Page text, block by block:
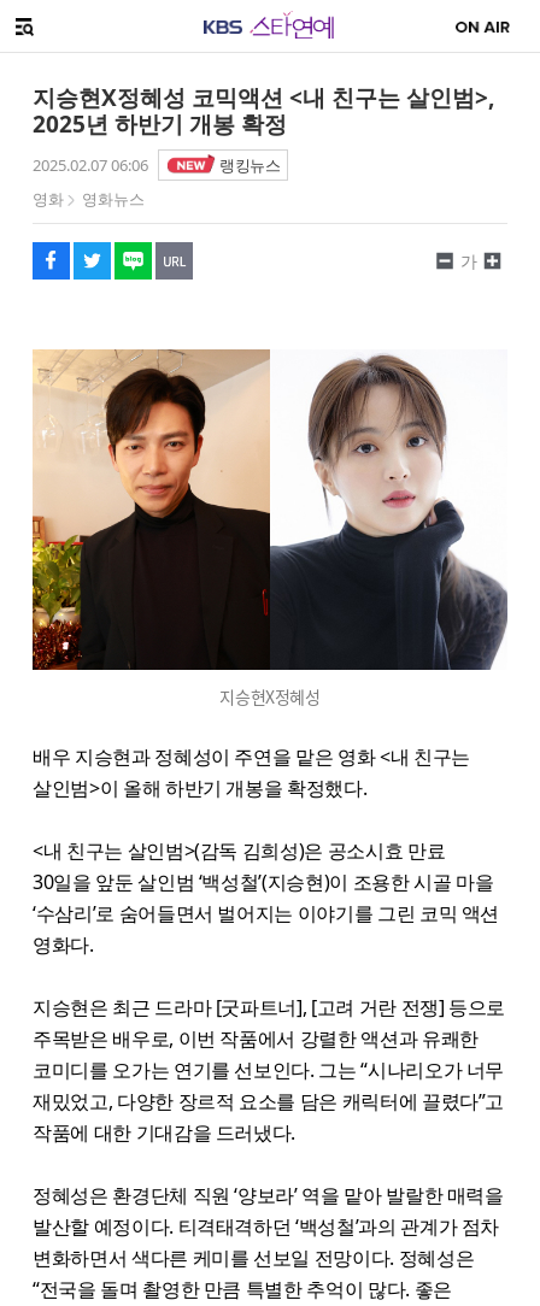
메뉴 열기
지승현X정혜성 코믹액션 <내 친구는 살인범>,
2025년 하반기 개봉 확정
2025.02.07 06:06
랭킹뉴스
영화
영화뉴스
페이스북
트위터
네이버
URL복사
글씨 작게보기
가
글씨 크게보기
지승현X정혜성
배우 지승현과 정혜성이 주연을 맡은 영화 <내 친구는
살인범>이 올해 하반기 개봉을 확정했다.
<내 친구는 살인범>(감독 김희성)은 공소시효 만료
30일을 앞둔 살인범 ‘백성철’(지승현)이 조용한 시골 마을
‘수삼리’로 숨어들면서 벌어지는 이야기를 그린 코믹 액션
영화다.
지승현은 최근 드라마 [굿파트너], [고려 거란 전쟁] 등으로
주목받은 배우로, 이번 작품에서 강렬한 액션과 유쾌한
코미디를 오가는 연기를 선보인다. 그는 “시나리오가 너무
재밌었고, 다양한 장르적 요소를 담은 캐릭터에 끌렸다”고
작품에 대한 기대감을 드러냈다.
정혜성은 환경단체 직원 ‘양보라’ 역을 맡아 발랄한 매력을
발산할 예정이다. 티격태격하던 ‘백성철’과의 관계가 점차
변화하면서 색다른 케미를 선보일 전망이다. 정혜성은
“전국을 돌며 촬영한 만큼 특별한 추억이 많다. 좋은